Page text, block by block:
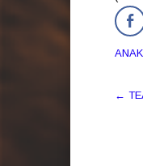
←